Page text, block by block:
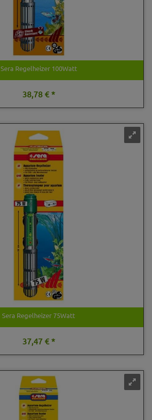
Sera Regelheizer 100Watt
38,78 € *
Sera Regelheizer 75Watt
37,47 € *